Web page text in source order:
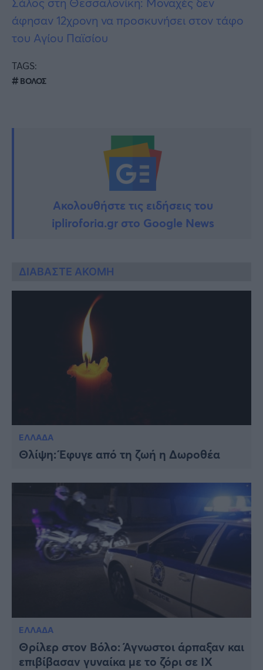
άφησαν 12χρονη να προσκυνήσει στον τάφο
του Αγίου Παϊσίου
TAGS:
ΒΟΛΟΣ
Ακολουθήστε τις ειδήσεις του
ipliroforia.gr στο Google News
ΔΙΑΒΑΣΤΕ ΑΚΟΜΗ
ΕΛΛΑΔΑ
Θλίψη: Έφυγε από τη ζωή η Δωροθέα
ΕΛΛΑΔΑ
Θρίλερ στον Βόλο: Άγνωστοι άρπαξαν και
επιβίβασαν γυναίκα με το ζόρι σε ΙΧ